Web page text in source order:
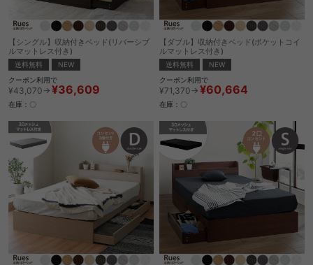
【シングル】収納付きベッド(リバーシブ
ルマットレス付き)
送料無料
NEW
クーポン利用で
¥43,070→ ¥36,609
在庫：〇
【ダブル】収納付きベッド(ポケットコイ
ルマットレス付き)
送料無料
NEW
クーポン利用で
¥71,370→ ¥60,664
在庫：〇